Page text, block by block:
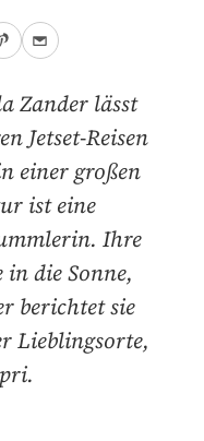
Zander lässt
Jetset-Reisen
einer großen
ist eine
Ihre
in die Sonne,
berichtet sie
Lieblingsorte,